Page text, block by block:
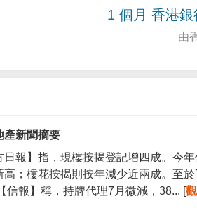
1 個月 香港
由
產新聞摘要
日報】指，現樓按揭登記增四成。今
高；樓花按揭則按年減少近兩成。至
信報】稱，持牌代理7月微減，38... [